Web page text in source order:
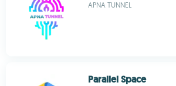
APNA TUNNEL
Parallel Space